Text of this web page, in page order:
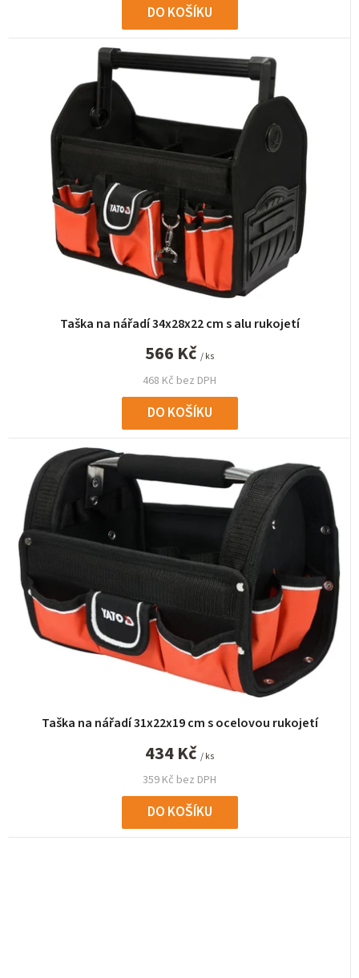
DO KOŠÍKU
Taška na nářadí 34x28x22 cm s alu rukojetí
468 Kč bez DPH
566 Kč / ks
DO KOŠÍKU
Taška na nářadí 31x22x19 cm s ocelovou rukojetí
359 Kč bez DPH
434 Kč / ks
DO KOŠÍKU